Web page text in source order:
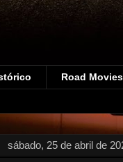
Road
sábado, 25 de abril de